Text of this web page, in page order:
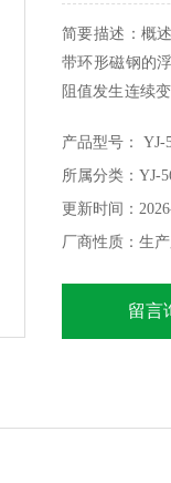
简要描述：概
带环形磁钢的
阻值发生连续
控制。
产品型号： YJ-
所属分类：YJ-
更新时间：
厂商性质：生
留言